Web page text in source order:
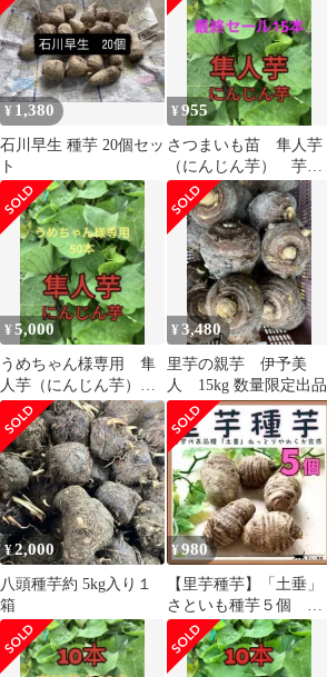
¥ 1,380
石川早生 種芋 20個セッ
ト
¥955
さつまいも苗 隼人芋
（にんじん芋） 芋苗
15本
¥5,000
うめちゃん様専用 隼
人芋（にんじん芋）苗
50本
¥3,480
里芋の親芋 伊予美
人 15kg 数量限定出品
¥2,000
八頭種芋約 5kg入り１
箱
¥980
【里芋種芋】「土垂」
さといも種芋５個 や
わらかねっとり育てや
すい里芋代表品種